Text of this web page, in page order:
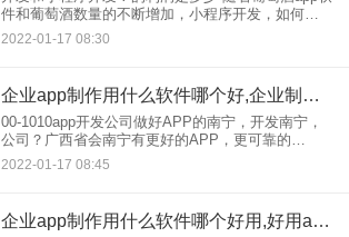
件和葡萄酒数量的不断增加，小程序开发，如何快
速吸引更多客户实现转型？ 1.更比较全面的产品介
绍：通过Wine app和小程序，将比较全
2022-01-17 08:30
企业app制作用什么软件哪个好,企业制作app免费软件哪个好
00-1010app开发公司做好APP的南宁，开发南宁，
公司？广西省会南宁有更好的APP，更可靠的
APP。但要论app在开发，的能力，是无法与北上广
深等一线城市相比的。虽然在南宁找APP，费用在
2022-01-17 08:45
企业app制作用什么软件哪个好用,好用app制作